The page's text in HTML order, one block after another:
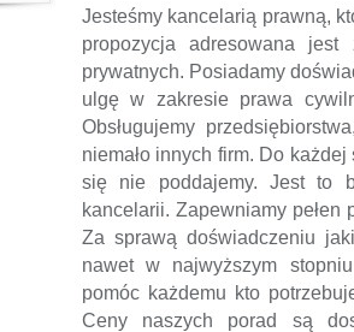
Jesteśmy kancelarią prawną,
propozycja adresowana
prywatnych. Posiadamy
ulgę w zakresie prawa
Obsługujemy
niemało innych firm. Do
się nie poddajemy. Jest to
kancelarii. Zapewniamy
Za sprawą doświadczeniu
nawet w najwyższym
pomóc każdemu kto
Ceny naszych porad są